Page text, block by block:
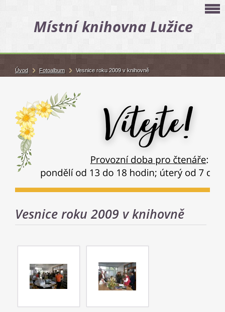
Místní knihovna Lužice
Vesnice roku 2009 v knihovně
Úvod Fotoalbum Vesnice roku 2009 v knihovně